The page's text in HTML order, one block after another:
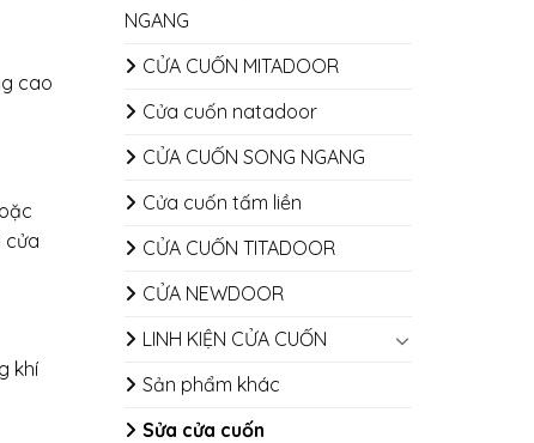
NGANG
CỬA CUỐN MITADOOR
Cửa cuốn natadoor
CỬA CUỐN SONG NGANG
Cửa cuốn tấm liền
CỬA CUỐN TITADOOR
CỬA NEWDOOR
LINH KIỆN CỬA CUỐN
Sản phẩm khác
Sửa cửa cuốn
cao
cửa
khí